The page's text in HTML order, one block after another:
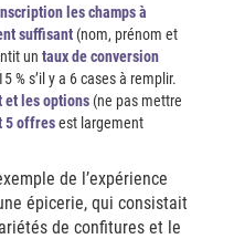
les champs à
suffisant (nom, prénom et
un taux de conversion
% s’il y a 6 cases à remplir.
et les options (ne pas mettre
5 offresest largement
de l’expérience
épicerie, qui consistait
de confitures et le